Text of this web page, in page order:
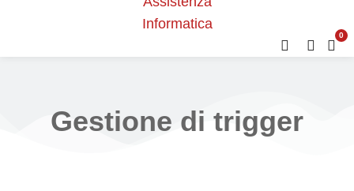
0
Gestione di trigger